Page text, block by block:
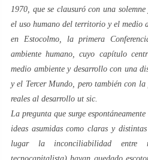
1970, que se clausuró con una
el uso humano del territorio y el medio
en Estocolmo, la primera
ambiente humano , cuyo capítulo
medio ambiente y desarrollo con una
y el Tercer Mundo, pero también con
reales al desarrollo ut sic
La pregunta que surge
ideas asumidas como claras y
lugar la inconciliabilidad entre